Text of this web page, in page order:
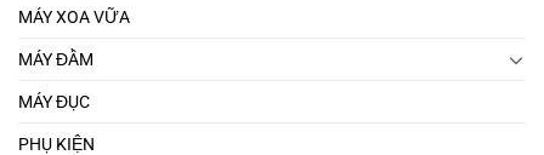
MÁY XOA VỮA
MÁY ĐẦM
MÁY ĐỤC
PHỤ KIỆN